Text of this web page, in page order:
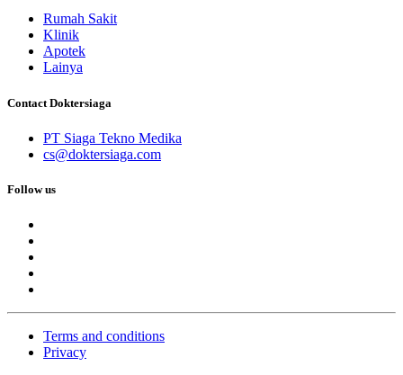
Rumah Sakit
Klinik
Apotek
Lainya
Contact Doktersiaga
PT Siaga Tekno Medika
cs@doktersiaga.com
Follow us
Terms and conditions
Privacy